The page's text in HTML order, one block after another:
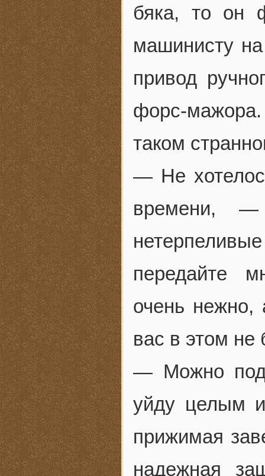
бяка, то он
машинисту
привод
форс-
таком
— Не
времени, —
передайте
очень нежно,
вас в этом не
— Можно
уйду целым
прижимая
надежная